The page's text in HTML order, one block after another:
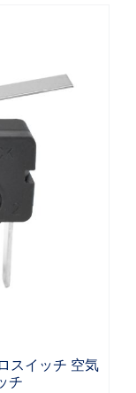
ロスイッチ
ッチ
スイッチ 空気
チ